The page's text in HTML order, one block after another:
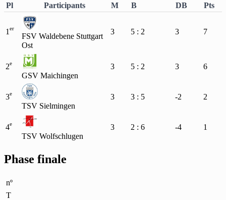
Pl Participants M B DB Pts
1 er
FSV Waldebene Stuttgart
Ost
3 5 : 2 3 7
2e
GSV Maichingen
3 5 : 2 3 6
3e
TSV Sielmingen
3 3 : 5 -2 2
4e
TSV Wolfschlugen
3 2 : 6 -4 1
Phase finale
nº
T